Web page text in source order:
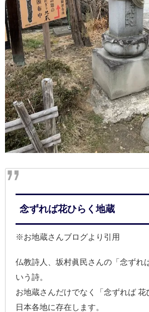
念ずれば花ひらく地蔵
※お地蔵さんブログより引用
仏教詩人、坂村眞民さんの「念ずれ
いう詩。
お地蔵さんだけでなく「念ずれば 花
日本各地に存在します。